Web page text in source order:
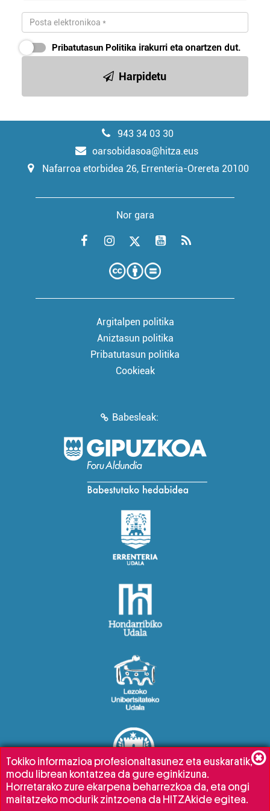
Pribatutasun Politika irakurri eta onartzen dut.
Harpidetu
943 34 03 30
oarsobidasoa@hitza.eus
Nafarroa etorbidea 26, Errenteria-Orereta 20100
Nor gara
Argitalpen politika
Aniztasun politika
Pribatutasun politika
Cookieak
Babesleak:
Tokiko informazioa profesionaltasunez eta euskaratik,
modu librean kontatzea da gure eginkizuna.
Horretarako zure ekarpena beharrezkoa da, eta ongi
maitatzeko modurik zintzoena da HITZAkide egitea.